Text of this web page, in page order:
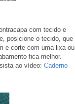
com tecido e
posicione o tecido, que
e corte com uma lixa ou
fica melhor.
ao vídeo: Caderno